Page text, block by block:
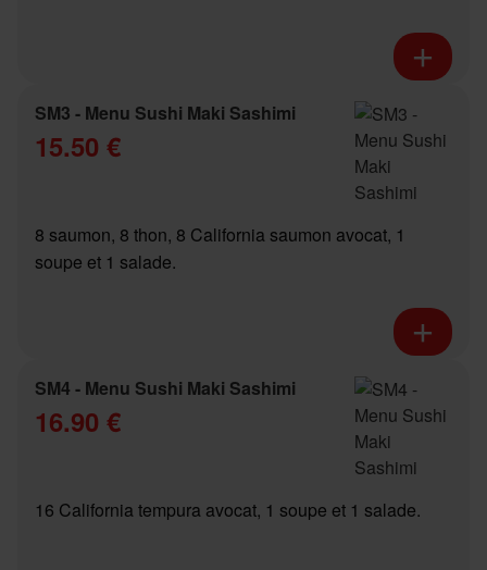
SM3 - Menu Sushi Maki Sashimi
15.50 €
8 saumon, 8 thon, 8 California saumon avocat, 1
soupe et 1 salade.
SM4 - Menu Sushi Maki Sashimi
16.90 €
16 California tempura avocat, 1 soupe et 1 salade.